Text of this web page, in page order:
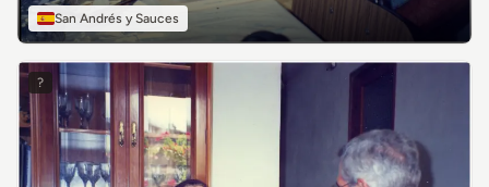
San Andrés y Sauces
?